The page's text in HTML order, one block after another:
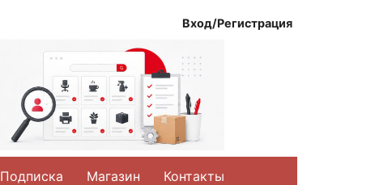
Вход/Регистрация
Подписка Магазин Контакты